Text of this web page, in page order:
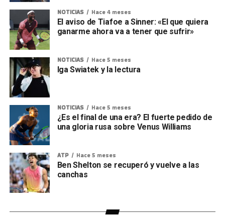
NOTICIAS Hace 4 meses
El aviso de Tiafoe a Sinner: «El que quiera
ganarme ahora va a tener que sufrir»
NOTICIAS Hace 5 meses
Iga Swiatek y la lectura
NOTICIAS Hace 5 meses
¿Es el final de una era? El fuerte pedido de
una gloria rusa sobre Venus Williams
ATP Hace 5 meses
Ben Shelton se recuperó y vuelve a las
canchas